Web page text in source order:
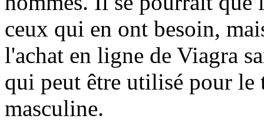
ceux qui en ont besoin,
l'achat en ligne de Viagra
qui peut être utilisé pour le
masculine.